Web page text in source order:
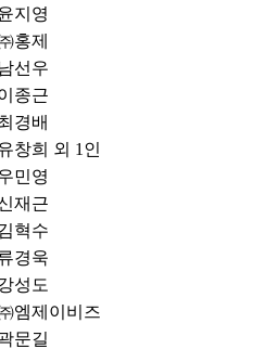
지영
홍제
선우
종근
경배
창희 외 1인
민영
재근
혁수
경욱
성도
엠제이비즈
문길